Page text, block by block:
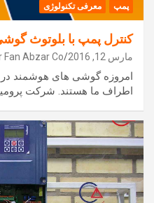
پمپ معرفی تکنولوژی
کنترل پمپ با بلوتوث
مارس 12, 2016 Fan Abzar Co
امروزه گوشی های هوشمند در
اطراف ما هستند. شرکت